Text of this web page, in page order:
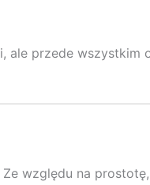
ale przede wszystkim
względu na